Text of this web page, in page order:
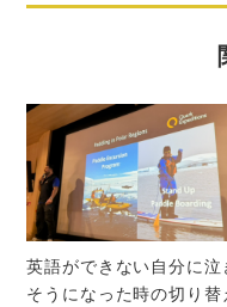
英語ができない自分に泣
そうになった時の切り替